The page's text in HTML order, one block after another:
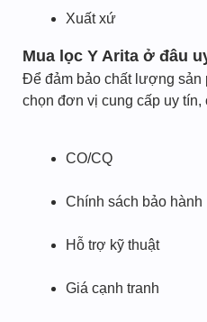
Xuất xứ
Mua lọc Y Arita ở đâu
Để đảm bảo chất lượng sản
chọn đơn vị cung cấp uy tín,
CO/CQ
Chính sách bảo hành
Hỗ trợ kỹ thuật
Giá cạnh tranh